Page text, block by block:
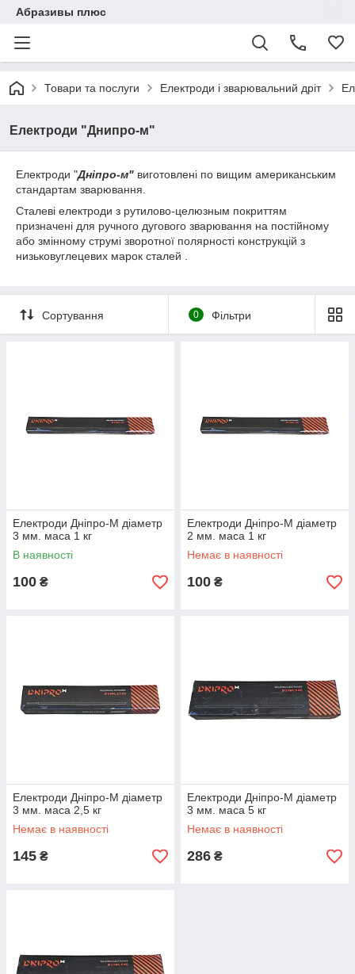
Абразивы плюс
Товари та послуги Електроди і зварювальний дріт
Електроди "Днипро-м"
Електроди "Дніпро-м" виготовлені по вищим американським
стандартам зварювання.
Сталеві електроди з рутилово-целюзным покриттям
призначені для ручного дугового зварювання на постійному
або змінному струмі зворотної полярності конструкцій з
низьковуглецевих марок сталей .
Сортування 0 Фільтри
Електроди Дніпро-М діаметр
3 мм. маса 1 кг
В наявності
100 ₴
Електроди Дніпро-М діаметр
2 мм. маса 1 кг
Немає в наявності
100 ₴
Електроди Дніпро-М діаметр
3 мм. маса 2,5 кг
Немає в наявності
145 ₴
Електроди Дніпро-М діаметр
3 мм. маса 5 кг
Немає в наявності
286 ₴